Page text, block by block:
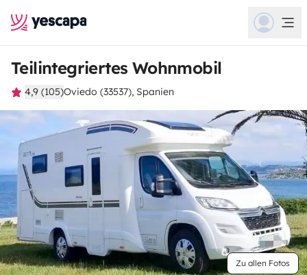
Teilintegriertes Wohnmobil
4,9 (105)Oviedo (33537), Spanien
Zu allen Fotos